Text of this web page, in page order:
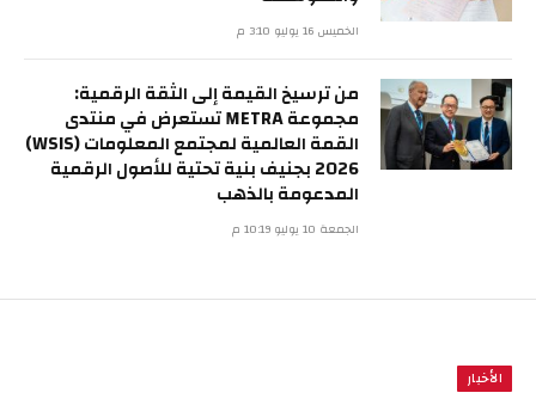
الخميس 16 يوليو 3:10 م
من ترسيخ القيمة إلى الثقة الرقمية:
مجموعة METRA تستعرض في منتدى
القمة العالمية لمجتمع المعلومات (WSIS)
2026 بجنيف بنية تحتية للأصول الرقمية
المدعومة بالذهب
الجمعة 10 يوليو 10:19 م
الأخبار